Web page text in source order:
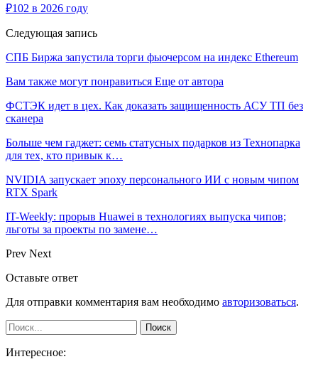
₽102 в 2026 году
Следующая запись
СПБ Биржа запустила торги фьючерсом на индекс Ethereum
Вам также могут понравиться Еще от автора
ФСТЭК идет в цех. Как доказать защищенность АСУ ТП без
сканера
Больше чем гаджет: семь статусных подарков из Технопарка
для тех, кто привык к…
NVIDIA запускает эпоху персонального ИИ с новым чипом
RTX Spark
IT-Weekly: прорыв Huawei в технологиях выпуска чипов;
льготы за проекты по замене…
Prev Next
Оставьте ответ
Для отправки комментария вам необходимо авторизоваться.
Интересное: